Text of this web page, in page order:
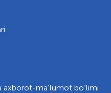
axborot-ma’lumot bo‘limi